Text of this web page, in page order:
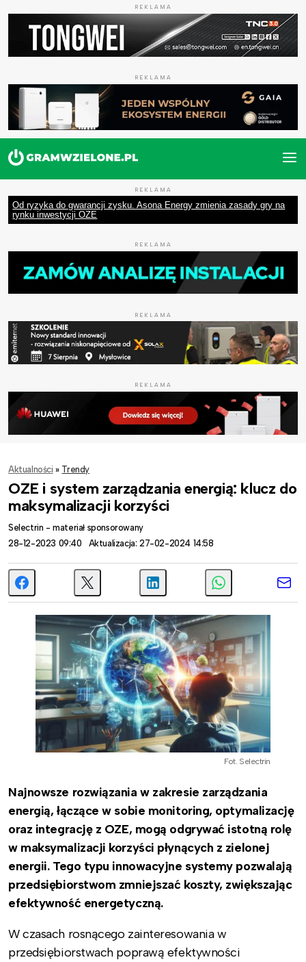
REKLAMA
REKLAMA
REKLAMA
Od ryzyka do gwarancji zysku. Asona Energy zmienia zasady gry na
rynku inwestycji OZE
REKLAMA
REKLAMA
REKLAMA
Aktualności » Trendy
OZE i system zarządzania energią: klucz do
maksymalizacji korzyści
Selectrin - materiał sponsorowany
28-12-2023 09:40
Aktualizacja: 27-02-2024 14:58
Fot. Selectrin
Najnowsze rozwiązania w zakresie zarządzania
energią, łączące w sobie monitoring, optymalizację
oraz integrację z OZE, mogą odgrywać istotną rolę
w maksymalizacji korzyści płynących z zielonej
energii. Tego typu innowacyjne systemy pozwalają
przedsiębiorstwom zmniejszać koszty, zwiększając
efektywność energetyczną.
W czasach rosnącego zainteresowania w
przedsiębiorstwach poprawą efektywności